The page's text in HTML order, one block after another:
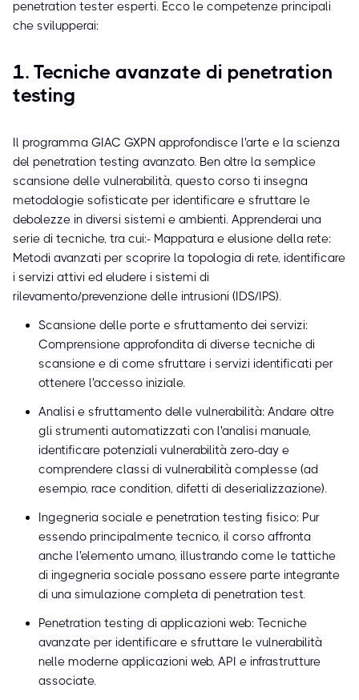
penetration tester esperti. Ecco le competenze principali
che svilupperai:
1. Tecniche avanzate di penetration
testing
Il programma GIAC GXPN approfondisce l'arte e la scienza
del penetration testing avanzato. Ben oltre la semplice
scansione delle vulnerabilità, questo corso ti insegna
metodologie sofisticate per identificare e sfruttare le
debolezze in diversi sistemi e ambienti. Apprenderai una
serie di tecniche, tra cui:- Mappatura e elusione della rete:
Metodi avanzati per scoprire la topologia di rete, identificare
i servizi attivi ed eludere i sistemi di
rilevamento/prevenzione delle intrusioni (IDS/IPS).
Scansione delle porte e sfruttamento dei servizi:
Comprensione approfondita di diverse tecniche di
scansione e di come sfruttare i servizi identificati per
ottenere l'accesso iniziale.
Analisi e sfruttamento delle vulnerabilità: Andare oltre
gli strumenti automatizzati con l'analisi manuale,
identificare potenziali vulnerabilità zero-day e
comprendere classi di vulnerabilità complesse (ad
esempio, race condition, difetti di deserializzazione).
Ingegneria sociale e penetration testing fisico: Pur
essendo principalmente tecnico, il corso affronta
anche l'elemento umano, illustrando come le tattiche
di ingegneria sociale possano essere parte integrante
di una simulazione completa di penetration test.
Penetration testing di applicazioni web: Tecniche
avanzate per identificare e sfruttare le vulnerabilità
nelle moderne applicazioni web, API e infrastrutture
associate.